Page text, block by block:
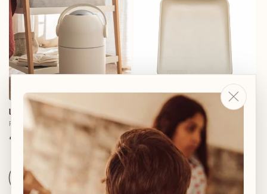
luieremmer - sand
Verkoper:
PERICLES
Normale
€59,96
Aan winkelwagen
toevoegen
matty verzorgingsmat -
cappuccino
Verkoper:
LEANDER
Normale
prijs
€129,00
Aan winkelwagen
toevoegen